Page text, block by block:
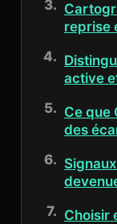
reprise
active
Ce que
des
Choisir